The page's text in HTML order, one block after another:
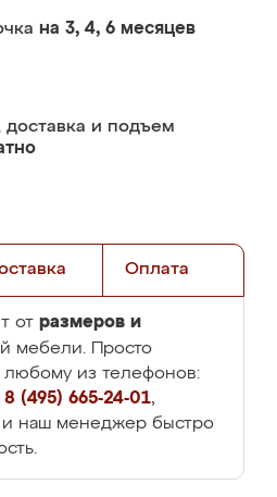
на 3, 4, 6 месяцев
доставка и подъем
Оплата
от размеров и
мебели. Просто
любому из телефонов:
8 (495) 665-24-01,
и наш менеджер быстро